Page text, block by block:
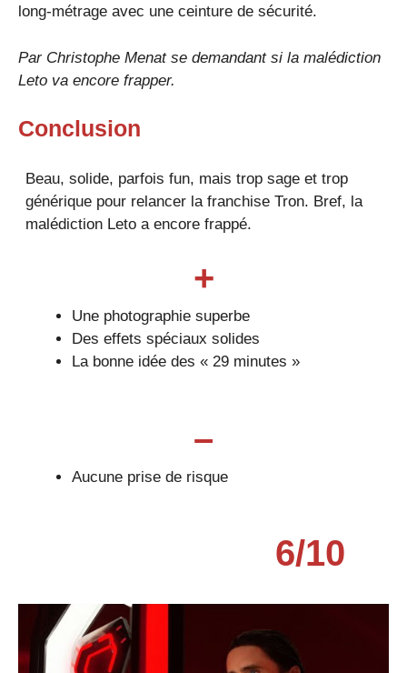
long-métrage avec une ceinture de sécurité.
Par Christophe Menatse demandant si la malédiction
Leto va encore frapper.
Conclusion
Beau, solide, parfois fun, mais trop sage et trop
générique pour relancer la franchise Tron. Bref, la
malédiction Leto a encore frappé.
+
Une photographie superbe
Des effets spéciaux solides
La bonne idée des « 29 minutes »
–
Aucune prise de risque
6/10